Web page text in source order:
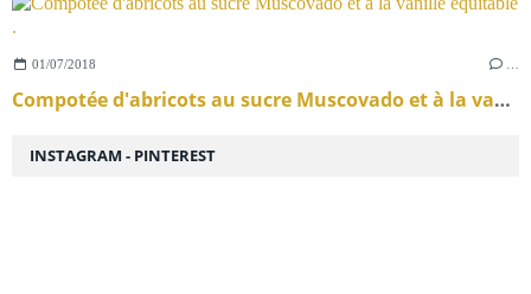
01/07/2018
Compotée d'abricots au sucre Muscovado et à la vanille équitable .
INSTAGRAM - PINTEREST